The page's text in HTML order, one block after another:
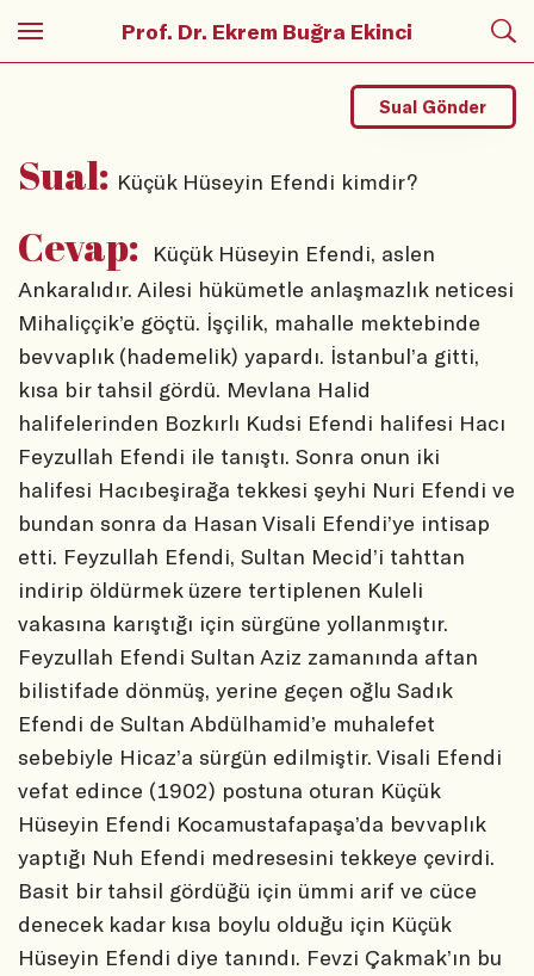
Prof. Dr. Ekrem Buğra Ekinci
Sual: Küçük Hüseyin Efendi kimdir?
Sual Gönder
Cevap:
Küçük Hüseyin Efendi, aslen
Ankaralıdır. Ailesi hükümetle anlaşmazlık neticesi
Mihaliççik’e göçtü. İşçilik, mahalle mektebinde
bevvaplık (hademelik) yapardı. İstanbul’a gitti,
kısa bir tahsil gördü. Mevlana Halid
halifelerinden Bozkırlı Kudsi Efendi halifesi Hacı
Feyzullah Efendi ile tanıştı. Sonra onun iki
halifesi Hacıbeşirağa tekkesi şeyhi Nuri Efendi ve
bundan sonra da Hasan Visali Efendi’ye intisap
etti. Feyzullah Efendi, Sultan Mecid’i tahttan
indirip öldürmek üzere tertiplenen Kuleli
vakasına karıştığı için sürgüne yollanmıştır.
Feyzullah Efendi Sultan Aziz zamanında aftan
bilistifade dönmüş, yerine geçen oğlu Sadık
Efendi de Sultan Abdülhamid’e muhalefet
sebebiyle Hicaz’a sürgün edilmiştir. Visali Efendi
vefat edince (1902) postuna oturan Küçük
Hüseyin Efendi Kocamustafapaşa’da bevvaplık
yaptığı Nuh Efendi medresesini tekkeye çevirdi.
Basit bir tahsil gördüğü için ümmi arif ve cüce
denecek kadar kısa boylu olduğu için Küçük
Hüseyin Efendi diye tanındı. Fevzi Çakmak’ın bu